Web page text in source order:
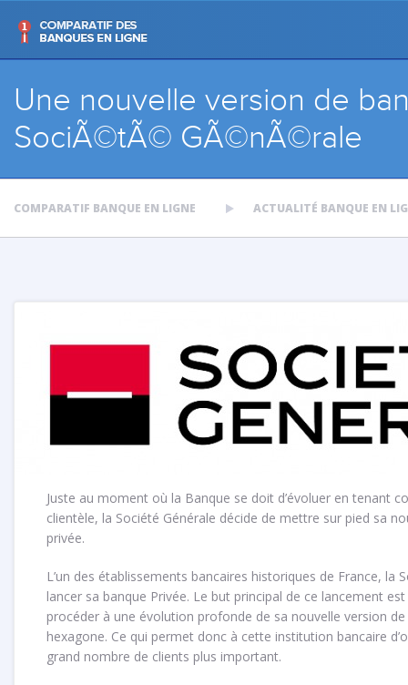
Une nouvelle version de
SociÃ©tÃ© GÃ©nÃ©rale
COMPARATIF BANQUE EN LIGNE ACTUALITÉ BANQUE EN
Juste au moment où la Banque se doit d’évoluer en tenant
clientèle, la Société Générale décide de mettre sur pied sa
privée.
L’un des établissements bancaires historiques de France, la
lancer sa banque Privée. Le but principal de ce lancement
procéder à une évolution profonde de sa nouvelle version
hexagone. Ce qui permet donc à cette institution bancaire
grand nombre de clients plus important.